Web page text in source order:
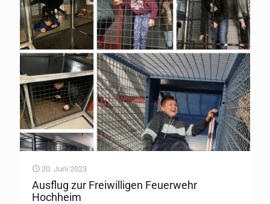
20. Juni 2023
Ausflug zur Freiwilligen Feuerwehr
Hochheim